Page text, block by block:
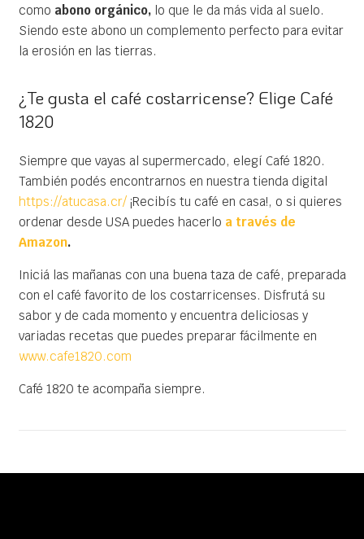
como abono orgánico,lo que le da más vida al suelo.
Siendo este abono un complemento perfecto para evitar
la erosión en las tierras.
¿Te gusta el café costarricense? Elige Café
1820
Siempre que vayas al supermercado, elegí Café 1820.
También podés encontrarnos en nuestra tienda digital
https://atucasa.cr/¡Recibís tu café en casa!, o si quieres
ordenar desde USA puedes hacerlo a través de
Amazon.
Iniciá las mañanas con una buena taza de café, preparada
con el café favorito de los costarricenses. Disfrutá su
sabor y de cada momento y encuentra deliciosas y
variadas recetas que puedes preparar fácilmente en
www.cafe1820.com
Café 1820 te acompaña siempre.